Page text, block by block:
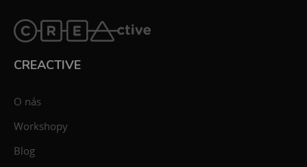
CREACTIVE
O nás
Workshopy
Blog